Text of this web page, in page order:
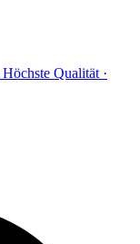
Höchste Qualität ·